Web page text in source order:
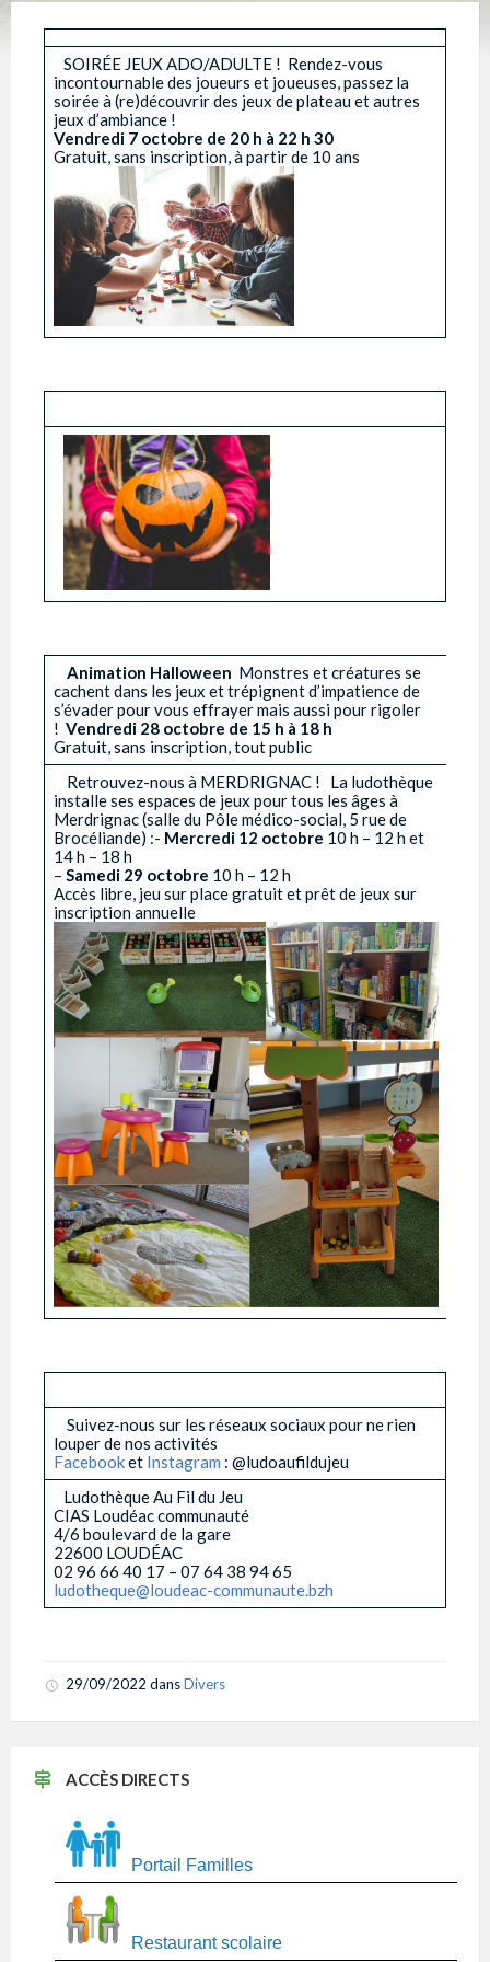
­ ­ ­ SOIRÉE JEUX ADO/ADULTE ! ­ Rendez-vous
incontournable des joueurs et joueuses, passez la
soirée à (re)découvrir des jeux de plateau et autres
jeux d’ambiance !
Vendredi 7 octobre de 20 h à 22 h 30
Gratuit, sans inscription, à partir de 10 ans ­ ­
Animation Halloween ­ Monstres et créatures se
cachent dans les jeux et trépignent d’impatience de
s’évader pour vous effrayer mais aussi pour rigoler
! Vendredi 28 octobre de 15 h à 18 h
Gratuit, sans inscription, tout public ­ ­ ­
­ ­ ­ ­ Retrouvez-nous à MERDRIGNAC ! ­ ­ La ludothèque
installe ses espaces de jeux pour tous les âges à
Merdrignac (salle du Pôle médico-social, 5 rue de
Brocéliande) :- Mercredi 12 octobre 10 h – 12 h et
14 h – 18 h
– Samedi 29 octobre 10 h – 12 h
Accès libre, jeu sur place gratuit et prêt de jeux sur
inscription annuelle ­ ­ ­ ­ ­
­ ­ ­ ­ Suivez-nous sur les réseaux sociaux pour ne rien
louper de nos activités
Facebooket Instagram : @ludoaufildujeu ­ ­ ­ ­
­ ­ ­ Ludothèque Au Fil du Jeu
CIAS Loudéac communauté
4/6 boulevard de la gare
22600 LOUDÉAC
02 96 66 40 17 – 07 64 38 94 65
ludotheque@loudeac-communaute.bzh
29/09/2022 dansDivers
ACCÈS DIRECTS
Portail Familles
Restaurant scolaire